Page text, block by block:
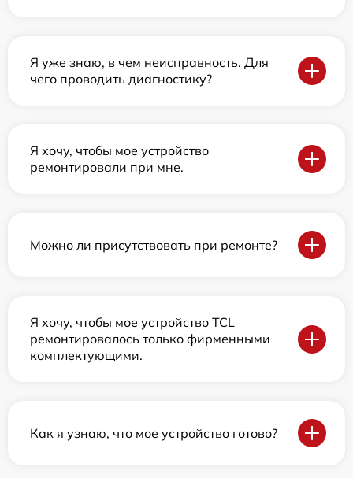
Я уже знаю, в чем неисправность. Для
чего проводить диагностику?
Я хочу, чтобы мое устройство
ремонтировали при мне.
Можно ли присутствовать при ремонте?
Я хочу, чтобы мое устройство TCL
ремонтировалось только фирменными
комплектующими.
Как я узнаю, что мое устройство готово?